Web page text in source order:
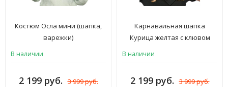
Костюм Осла мини (шапка,
варежки)
В наличии
2 199 руб. 3 999 руб.
Карнавальная шапка
Курица желтая с клювом
В наличии
2 199 руб. 3 999 руб.